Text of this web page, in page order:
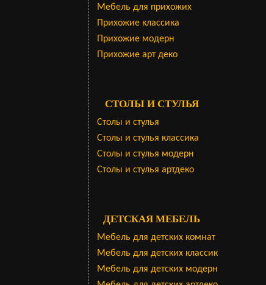
Мебель для прихожих
Прихожие классика
Прихожие модерн
Прихожие арт деко
СТОЛЫ И СТУЛЬЯ
Столы и стулья
Столы и стулья классика
Столы и стулья модерн
Столы и стулья артдеко
ДЕТСКАЯ МЕБЕЛЬ
Мебель для детских комнат
Мебель для детских классик
Мебель для детских модерн